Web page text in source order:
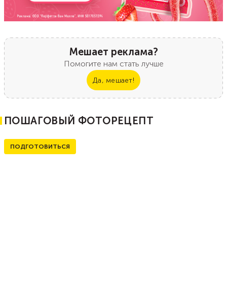
Мешает реклама?
Помогите нам стать лучше
Да, мешает!
ПОШАГОВЫЙ ФОТОРЕЦЕПТ
ПОДГОТОВИТЬСЯ